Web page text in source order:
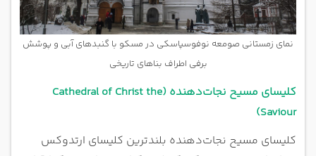
نمای زمستانی صومعه نوفوسپاسکی در مسکو با گنبدهای آبی و پوشش
برفی اطراف بناهای تاریخی
کلیسای مسیح نجات‌دهنده (Cathedral of Christ the
Saviour)
کلیسای مسیح نجات‌دهنده بلندترین کلیسای ارتدوکس